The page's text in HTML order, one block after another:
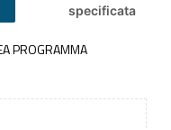
specificata
PROGRAMMA